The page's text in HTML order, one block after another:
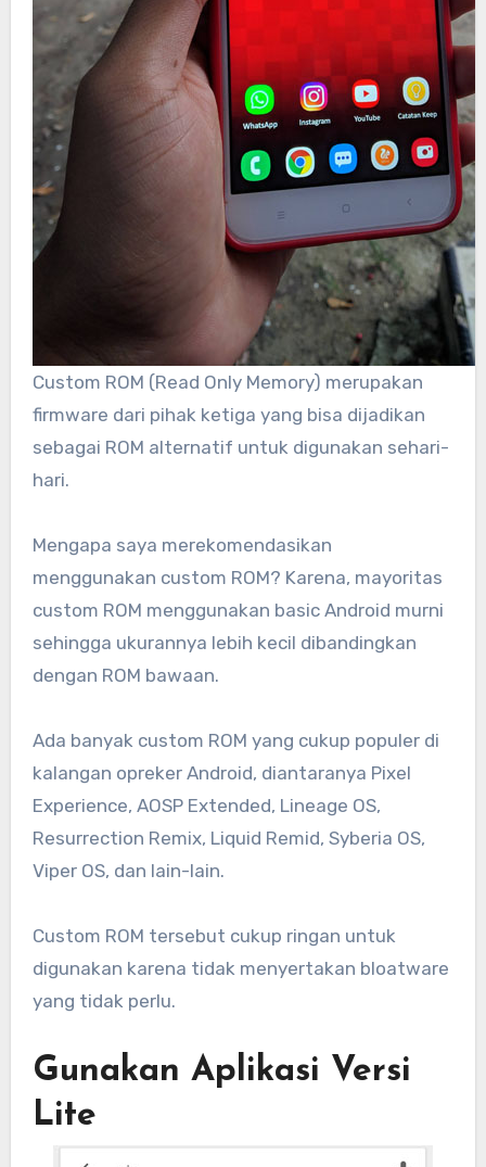
Custom ROM (Read Only Memory) merupakan
firmware dari pihak ketiga yang bisa dijadikan
sebagai ROM alternatif untuk digunakan sehari-
hari.
Mengapa saya merekomendasikan
menggunakan custom ROM? Karena, mayoritas
custom ROM menggunakan basic Android murni
sehingga ukurannya lebih kecil dibandingkan
dengan ROM bawaan.
Ada banyak custom ROM yang cukup populer di
kalangan opreker Android, diantaranya Pixel
Experience, AOSP Extended, Lineage OS,
Resurrection Remix, Liquid Remid, Syberia OS,
Viper OS, dan lain-lain.
Custom ROM tersebut cukup ringan untuk
digunakan karena tidak menyertakan bloatware
yang tidak perlu.
Gunakan Aplikasi Versi
Lite